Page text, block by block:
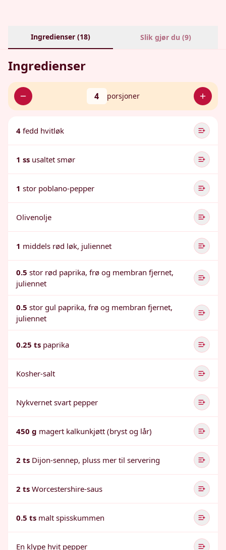
Ingredienser (18) Slik gjør du (9)
Ingredienser
4 porsjoner
4 fedd hvitløk
1 ss usaltet smør
1 stor poblano-pepper
Olivenolje
1 middels rød løk, juliennet
0.5 stor rød paprika, frø og membran fjernet,
juliennet
0.5 stor gul paprika, frø og membran fjernet,
juliennet
0.25 ts paprika
Kosher-salt
Nykvernet svart pepper
450 g magert kalkunkjøtt (bryst og lår)
2 ts Dijon-sennep, pluss mer til servering
2 ts Worcestershire-saus
0.5 ts malt spisskummen
En klype hvit pepper